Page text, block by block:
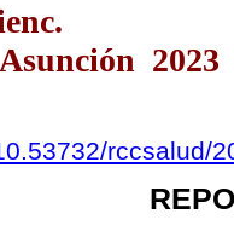
rccsalud/